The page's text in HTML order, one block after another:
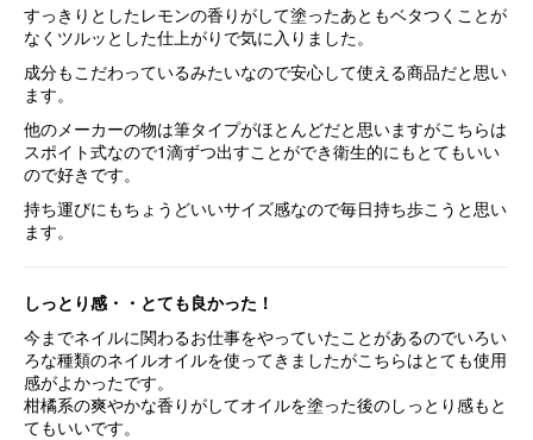
すっきりとしたレモンの香りがして塗ったあともベタつくことが
なく ツルッとした仕上がりで気に入りました。
成分もこだわっているみたいなので安心して使える商品だと思い
ます。
他のメーカーの物は筆タイプがほとんどだと 思いますがこちらは
スポイト式なので1滴ずつ出すことができ衛生的にも とてもいい
ので好きです。
持ち運びにもちょうどいいサイズ感なので毎日持ち歩こうと思い
ます。
しっとり感・・とても良かった！
今までネイルに関わるお仕事をやっていたことがあるのでいろい
ろな種類のネイルオイルを使ってきましたがこちらはとても使用
感がよかったです。
柑橘系の爽やかな香りがしてオイルを塗った後のしっとり感もと
てもいいです。